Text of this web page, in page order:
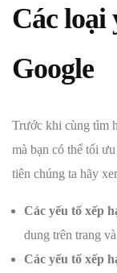
Các loại
Google
Trước khi cùng tìm
mà bạn có thể tối
tiên chúng ta hãy
Các yếu tố xếp
dung trên trang
Các yếu tố xếp